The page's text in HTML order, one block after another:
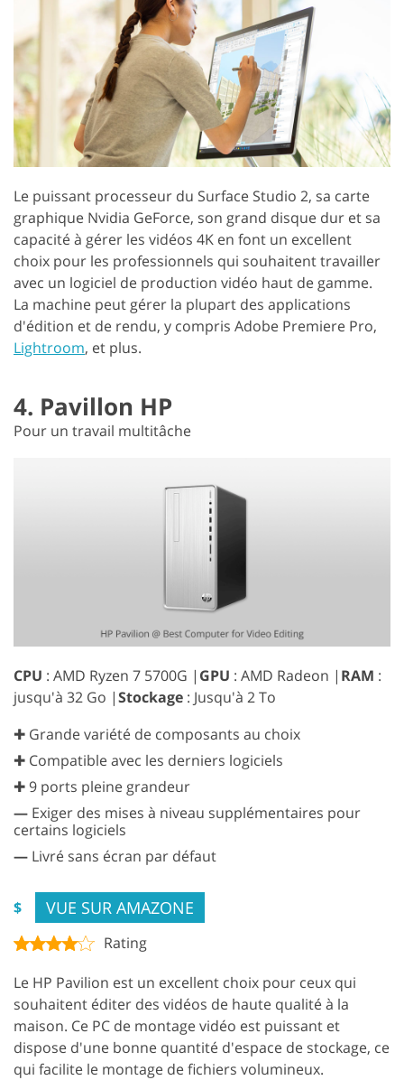
Le puissant processeur du Surface Studio 2, sa carte
graphique Nvidia GeForce, son grand disque dur et sa
capacité à gérer les vidéos 4K en font un excellent
choix pour les professionnels qui souhaitent travailler
avec un logiciel de production vidéo haut de gamme.
La machine peut gérer la plupart des applications
d'édition et de rendu, y compris Adobe Premiere Pro,
Lightroom, et plus.
4. Pavillon HP
Pour un travail multitâche
CPU : AMD Ryzen 7 5700G | GPU : AMD Radeon | RAM :
jusqu'à 32 Go |Stockage : Jusqu'à 2 To
✚ Grande variété de composants au choix
✚ Compatible avec les derniers logiciels
✚ 9 ports pleine grandeur
— Exiger des mises à niveau supplémentaires pour
certains logiciels
— Livré sans écran par défaut
$ VUE SUR AMAZONE
Rating
Le HP Pavilion est un excellent choix pour ceux qui
souhaitent éditer des vidéos de haute qualité à la
maison. Ce PC de montage vidéo est puissant et
dispose d'une bonne quantité d'espace de stockage, ce
qui facilite le montage de fichiers volumineux.